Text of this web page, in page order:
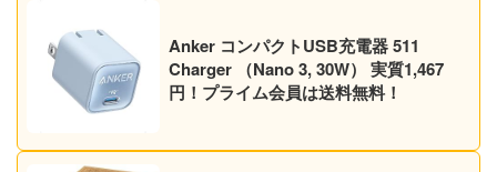
Anker コンパクトUSB充電器 511
Charger （Nano 3, 30W） 実質1,467
円！プライム会員は送料無料！